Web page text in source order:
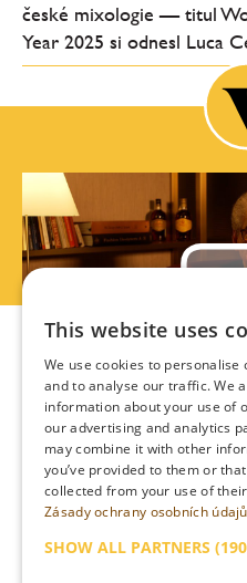
české mixologie — titul
Year 2025 si odnesl Luca
Luis Figueroa:
zárukou úspěchu je,
kvalitou
„Mimo vášeň potřebujete
je důležité, jak suroviny
This website uses
We use cookies to personalise
and to analyse our traffic. We
information about your use of
our advertising and analytics
may combine it with other
you’ve provided to them or that
collected from your use of
Zásady ochrany osobních údajů
SHOW ALL PARTNERS